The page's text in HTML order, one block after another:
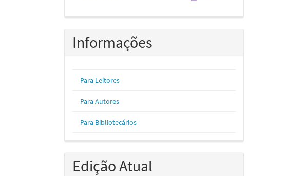
Informações
Para Leitores
Para Autores
Para Bibliotecários
Edição Atual